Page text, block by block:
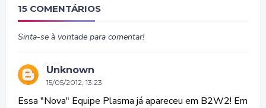
15 COMENTÁRIOS
Sinta-se à vontade para comentar!
Unknown
15/05/2012, 13:23
Essa "Nova" Equipe Plasma já apareceu em B2W2! Em